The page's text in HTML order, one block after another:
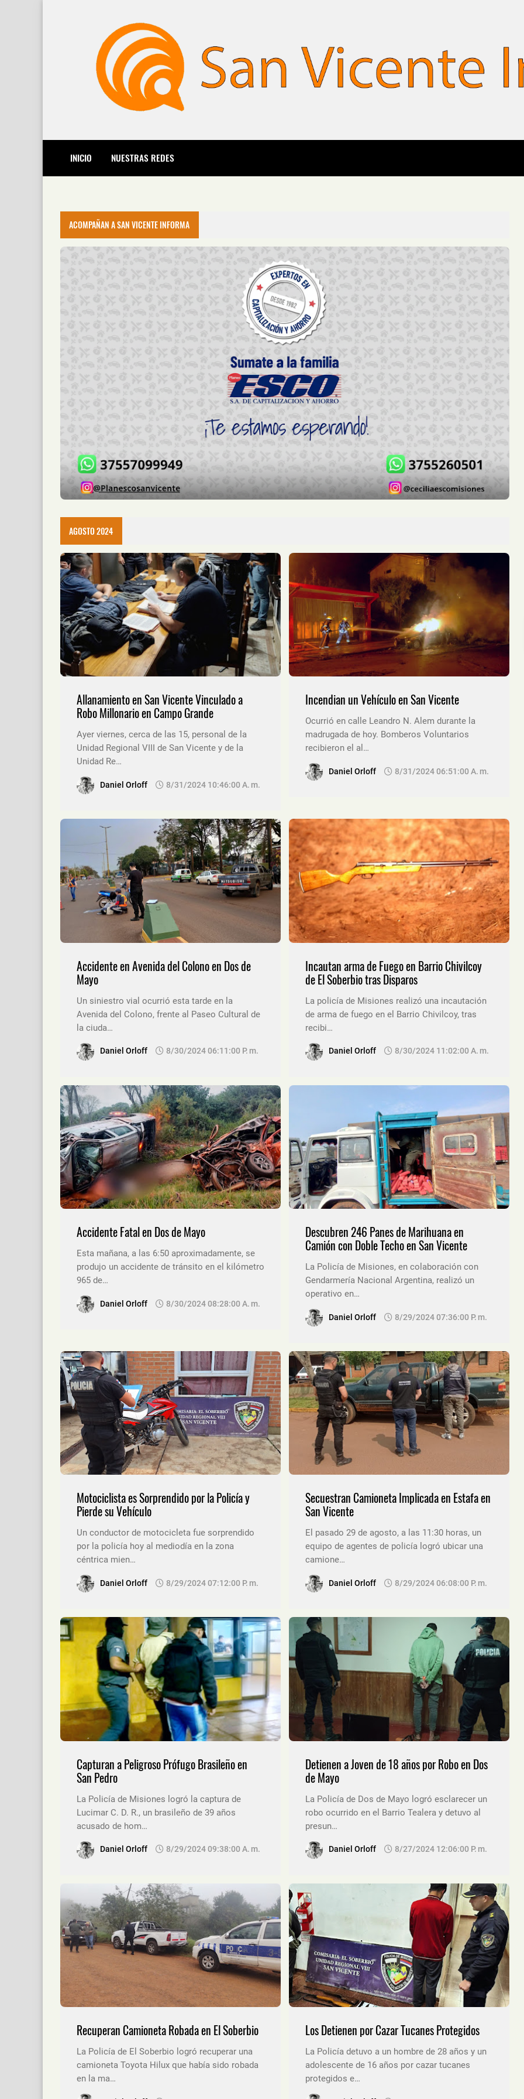
INICIO NUESTRAS REDES
ACOMPAÑAN A SAN VICENTE INFORMA
AGOSTO 2024
Allanamiento en San Vicente Vinculado a
Robo Millonario en Campo Grande
Ayer viernes, cerca de las 15, personal de la
Unidad Regional VIII de San Vicente y de la
Unidad Re…
Daniel Orloff 8/31/2024 10:46:00 A. M.
Incendian un Vehículo en San Vicente
Ocurrió en calle Leandro N. Alem durante la
madrugada de hoy. Bomberos Voluntarios
recibieron el al…
Daniel Orloff 8/31/2024 06:51:00 A. M.
Accidente en Avenida del Colono en Dos de
Mayo
Un siniestro vial ocurrió esta tarde en la
Avenida del Colono, frente al Paseo Cultural de
la ciuda…
Daniel Orloff 8/30/2024 06:11:00 P. M.
Incautan arma de Fuego en Barrio Chivilcoy
de El Soberbio tras Disparos
La policía de Misiones realizó una incautación
de arma de fuego en el Barrio Chivilcoy, tras
recibi…
Daniel Orloff 8/30/2024 11:02:00 A. M.
Accidente Fatal en Dos de Mayo
Esta mañana, a las 6:50 aproximadamente, se
produjo un accidente de tránsito en el kilómetro
965 de…
Daniel Orloff 8/30/2024 08:28:00 A. M.
Descubren 246 Panes de Marihuana en
Camión con Doble Techo en San Vicente
La Policía de Misiones, en colaboración con
Gendarmería Nacional Argentina, realizó un
operativo en…
Daniel Orloff 8/29/2024 07:36:00 P. M.
Motociclista es Sorprendido por la Policía y
Pierde su Vehículo
Un conductor de motocicleta fue sorprendido
por la policía hoy al mediodía en la zona
céntrica mien…
Daniel Orloff 8/29/2024 07:12:00 P. M.
Secuestran Camioneta Implicada en Estafa en
San Vicente
El pasado 29 de agosto, a las 11:30 horas, un
equipo de agentes de policía logró ubicar una
camione…
Daniel Orloff 8/29/2024 06:08:00 P. M.
Capturan a Peligroso Prófugo Brasileño en
San Pedro
La Policía de Misiones logró la captura de
Lucimar C. D. R., un brasileño de 39 años
acusado de hom…
Daniel Orloff 8/29/2024 09:38:00 A. M.
Detienen a Joven de 18 años por Robo en Dos
de Mayo
La Policía de Dos de Mayo logró esclarecer un
robo ocurrido en el Barrio Tealera y detuvo al
presun…
Daniel Orloff 8/27/2024 12:06:00 P. M.
Recuperan Camioneta Robada en El Soberbio
La Policía de El Soberbio logró recuperar una
camioneta Toyota Hilux que había sido robada
en la ma…
Los Detienen por Cazar Tucanes Protegidos
La Policía detuvo a un hombre de 28 años y un
adolescente de 16 años por cazar tucanes
protegidos e…